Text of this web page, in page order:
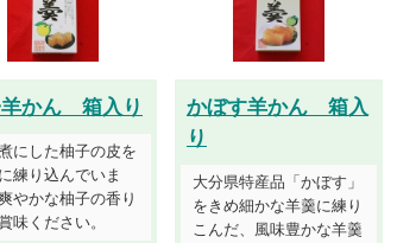
かん 箱入り
にした柚子の皮を
練り込んでいま
やかな柚子の香り
味ください。
かぼす羊かん 箱入
り
大分県特産品「かぼす」
をきめ細かな羊羹に練り
こんだ、風味豊かな羊羹